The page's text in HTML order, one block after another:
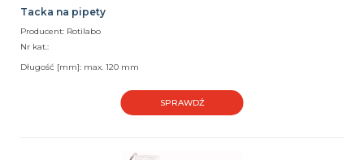
Tacka na pipety
Producent: Rotilabo
Nr kat.:
Długość [mm]: max. 120 mm
SPRAWDŹ